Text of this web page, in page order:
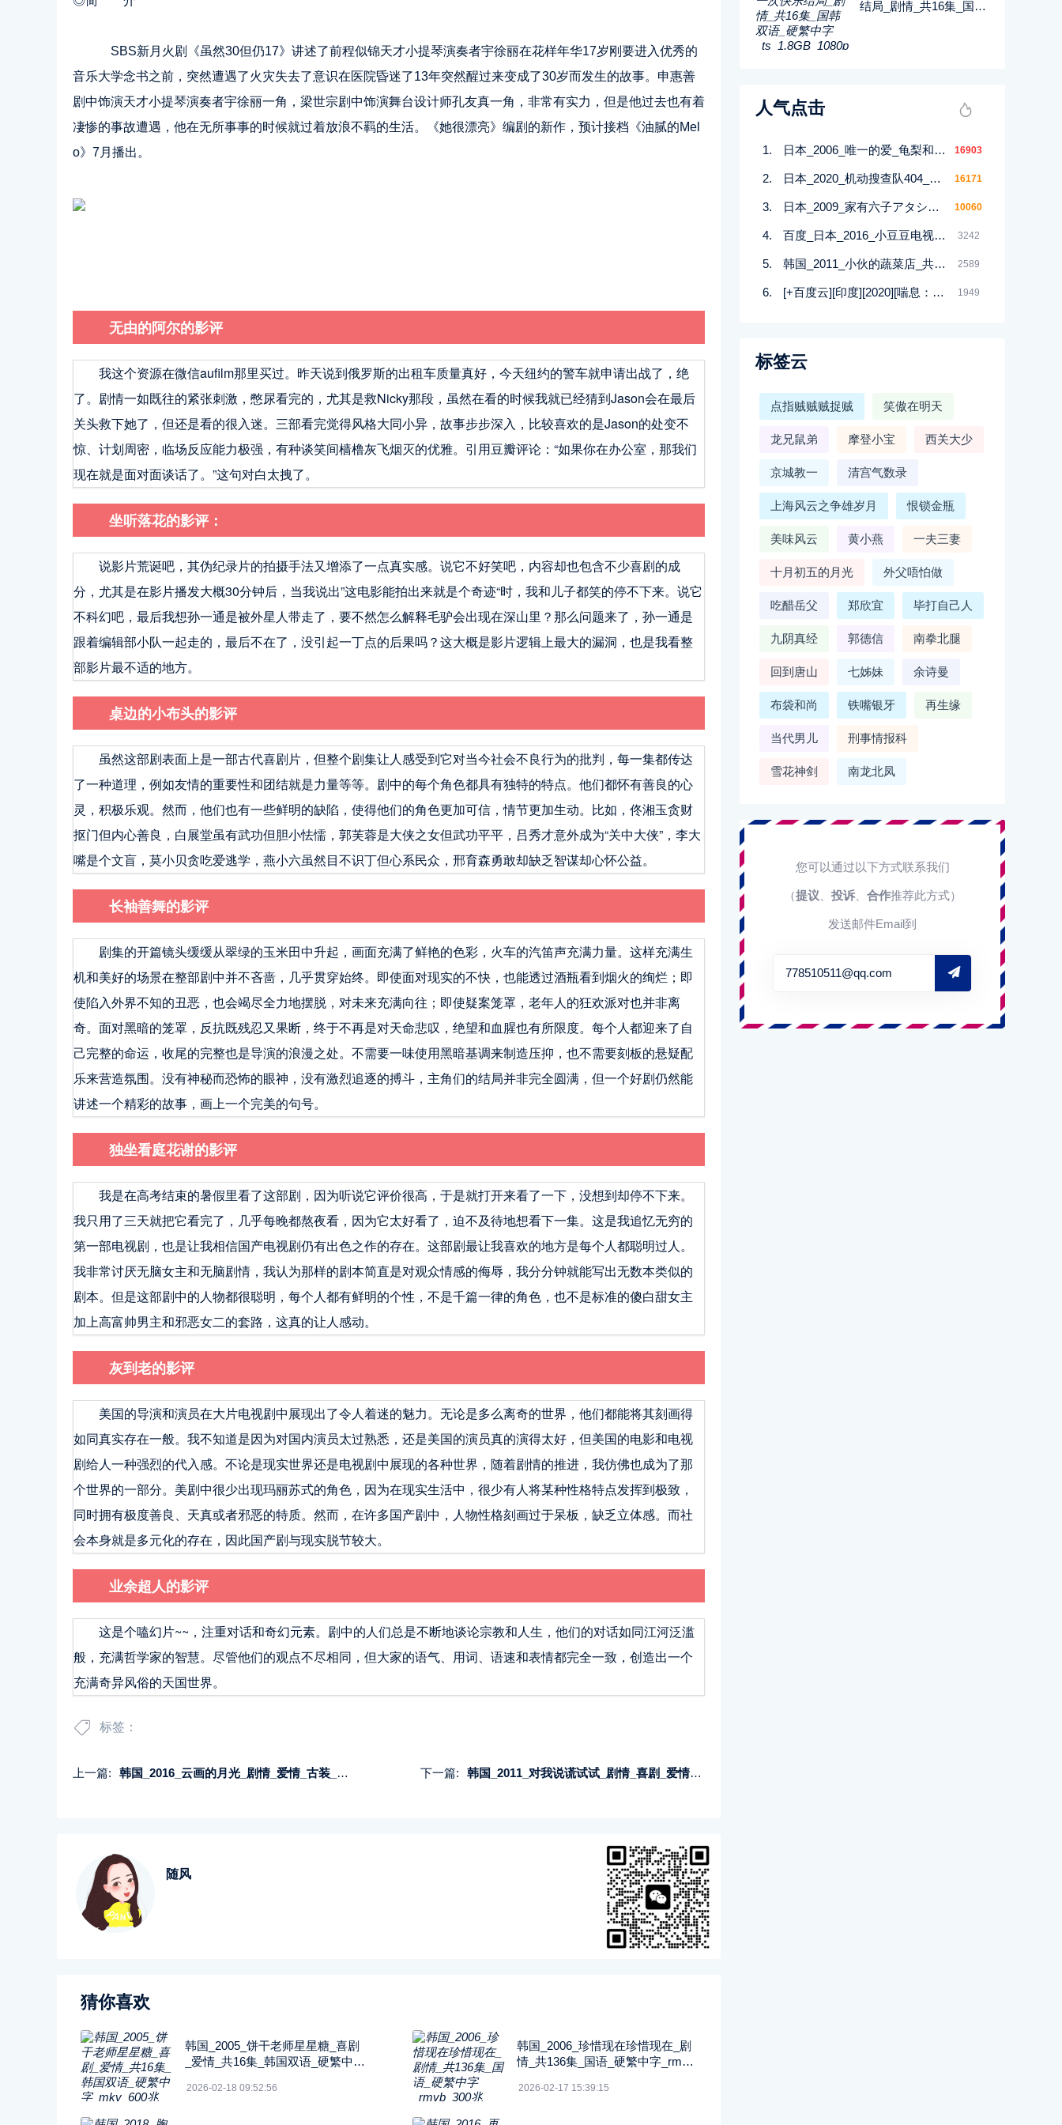
SBS新月火剧《虽然30但仍17》讲述了前程似锦天才小提琴演奏者宇徐丽在花样年华17岁刚要进入优秀的
音乐大学念书之前，突然遭遇了火灾失去了意识在医院昏迷了13年突然醒过来变成了30岁而发生的故事。申惠善
剧中饰演天才小提琴演奏者宇徐丽一角，梁世宗剧中饰演舞台设计师孔友真一角，非常有实力，但是他过去也有着
凄惨的事故遭遇，他在无所事事的时候就过着放浪不羁的生活。《她很漂亮》编剧的新作，预计接档《油腻的Mel
o》7月播出。
无由的阿尔的影评
我这个资源在微信aufilm那里买过。昨天说到俄罗斯的出租车质量真好，今天纽约的警车就申请出战了，绝
了。剧情一如既往的紧张刺激，憋尿看完的，尤其是救Nicky那段，虽然在看的时候我就已经猜到Jason会在最后
关头救下她了，但还是看的很入迷。三部看完觉得风格大同小异，故事步步深入，比较喜欢的是Jason的处变不
惊、计划周密，临场反应能力极强，有种谈笑间樯橹灰飞烟灭的优雅。引用豆瓣评论：“如果你在办公室，那我们
现在就是面对面谈话了。”这句对白太拽了。
坐听落花的影评：
说影片荒诞吧，其伪纪录片的拍摄手法又增添了一点真实感。说它不好笑吧，内容却也包含不少喜剧的成
分，尤其是在影片播发大概30分钟后，当我说出”这电影能拍出来就是个奇迹“时，我和儿子都笑的停不下来。说它
不科幻吧，最后我想孙一通是被外星人带走了，要不然怎么解释毛驴会出现在深山里？那么问题来了，孙一通是
跟着编辑部小队一起走的，最后不在了，没引起一丁点的后果吗？这大概是影片逻辑上最大的漏洞，也是我看整
部影片最不适的地方。
桌边的小布头的影评
虽然这部剧表面上是一部古代喜剧片，但整个剧集让人感受到它对当今社会不良行为的批判，每一集都传达
了一种道理，例如友情的重要性和团结就是力量等等。剧中的每个角色都具有独特的特点。他们都怀有善良的心
灵，积极乐观。然而，他们也有一些鲜明的缺陷，使得他们的角色更加可信，情节更加生动。比如，佟湘玉贪财
抠门但内心善良，白展堂虽有武功但胆小怯懦，郭芙蓉是大侠之女但武功平平，吕秀才意外成为“关中大侠”，李大
嘴是个文盲，莫小贝贪吃爱逃学，燕小六虽然目不识丁但心系民众，邢育森勇敢却缺乏智谋却心怀公益。
长袖善舞的影评
剧集的开篇镜头缓缓从翠绿的玉米田中升起，画面充满了鲜艳的色彩，火车的汽笛声充满力量。这样充满生
机和美好的场景在整部剧中并不吝啬，几乎贯穿始终。即使面对现实的不快，也能透过酒瓶看到烟火的绚烂；即
使陷入外界不知的丑恶，也会竭尽全力地摆脱，对未来充满向往；即使疑案笼罩，老年人的狂欢派对也并非离
奇。面对黑暗的笼罩，反抗既残忍又果断，终于不再是对天命悲叹，绝望和血腥也有所限度。每个人都迎来了自
己完整的命运，收尾的完整也是导演的浪漫之处。不需要一味使用黑暗基调来制造压抑，也不需要刻板的悬疑配
乐来营造氛围。没有神秘而恐怖的眼神，没有激烈追逐的搏斗，主角们的结局并非完全圆满，但一个好剧仍然能
讲述一个精彩的故事，画上一个完美的句号。
独坐看庭花谢的影评
我是在高考结束的暑假里看了这部剧，因为听说它评价很高，于是就打开来看了一下，没想到却停不下来。
我只用了三天就把它看完了，几乎每晚都熬夜看，因为它太好看了，迫不及待地想看下一集。这是我追忆无穷的
第一部电视剧，也是让我相信国产电视剧仍有出色之作的存在。这部剧最让我喜欢的地方是每个人都聪明过人。
我非常讨厌无脑女主和无脑剧情，我认为那样的剧本简直是对观众情感的侮辱，我分分钟就能写出无数本类似的
剧本。但是这部剧中的人物都很聪明，每个人都有鲜明的个性，不是千篇一律的角色，也不是标准的傻白甜女主
加上高富帅男主和邪恶女二的套路，这真的让人感动。
灰到老的影评
美国的导演和演员在大片电视剧中展现出了令人着迷的魅力。无论是多么离奇的世界，他们都能将其刻画得
如同真实存在一般。我不知道是因为对国内演员太过熟悉，还是美国的演员真的演得太好，但美国的电影和电视
剧给人一种强烈的代入感。不论是现实世界还是电视剧中展现的各种世界，随着剧情的推进，我仿佛也成为了那
个世界的一部分。美剧中很少出现玛丽苏式的角色，因为在现实生活中，很少有人将某种性格特点发挥到极致，
同时拥有极度善良、天真或者邪恶的特质。然而，在许多国产剧中，人物性格刻画过于呆板，缺乏立体感。而社
会本身就是多元化的存在，因此国产剧与现实脱节较大。
业余超人的影评
这是个嗑幻片~~，注重对话和奇幻元素。剧中的人们总是不断地谈论宗教和人生，他们的对话如同江河泛滥
般，充满哲学家的智慧。尽管他们的观点不尽相同，但大家的语气、用词、语速和表情都完全一致，创造出一个
充满奇异风俗的天国世界。
标签：
上一篇: 韩国_2016_云画的月光_剧情_爱情_古装_共18集_韩语简繁多国字幕_mkv_每集1.3G-2.9G_1080P—Netflix 下一篇: 韩国_2011_对我说谎试试_剧情_喜剧_爱情_共16集_国韩语中字_八大戏剧HD_TS_每集1.7g_1080P
随风
猜你喜欢
韩国_2005_饼干老师星星糖_喜剧
_爱情_共16集_韩国双语_硬繁中字
2026-02-18 09:52:56
韩国_2006_珍惜现在珍惜现在_剧
情_共136集_国语_硬繁中字_rmvb
2026-02-17 15:39:15
结局_剧情_共16集_国韩
人气点击
日本_2006_唯一的爱_龟梨和也_绫濑遥_平冈佑太_10集全_日语_繁中字幕_AVI_每集约910M_720P 16903
日本_2020_机动搜查队404_绫野刚_星野源_11集全_日语_中文字幕_2160P-4K_37.32G 16171
日本_2009_家有六子アタシんちの男子_喜剧_共11集_日语外挂中字_avi_每集800m共13g_无台标 10060
百度_日本_2016_小豆豆电视台_日语_外挂字幕_7集全_MKV_1080p.Amazon_13.6G 3242
韩国_2011_小伙的蔬菜店_共24集_国韩双语_软简中字_mkv_1.8GB_480p_无台标 2589
[+百度云][印度][2020][喘息：阴影入侵][印度语][中文简体][全12集][MKV/每集1.5-3.3GB][2160P/32.53G]‘’ 1949
标签云
点指贼贼贼捉贼 笑傲在明天
龙兄鼠弟 摩登小宝 西关大少
京城教一 清宫气数录
上海风云之争雄岁月 恨锁金瓶
美味风云 黄小燕 一夫三妻
十月初五的月光 外父唔怕做
吃醋岳父 郑欣宜 毕打自己人
九阴真经 郭德信 南拳北腿
回到唐山 七姊妹 余诗曼
布袋和尚 铁嘴银牙 再生缘
当代男儿 刑事情报科
雪花神剑 南龙北凤
您可以通过以下方式联系我们
（提议 投诉、 合作推荐此方式）
发送邮件Email到
778510511@qq.com